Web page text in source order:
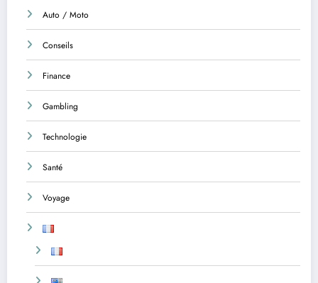
Auto / Moto
Conseils
Finance
Gambling
Technologie
Santé
Voyage